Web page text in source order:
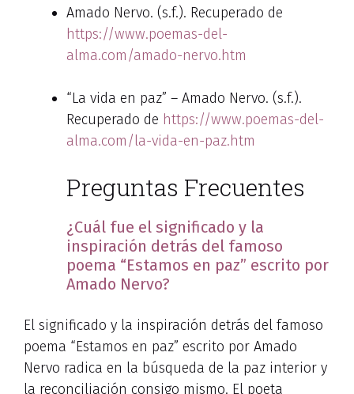
Amado Nervo. (s.f.). Recuperado de
https://www.poemas-del-
alma.com/amado-nervo.htm
“La vida en paz” – Amado Nervo. (s.f.).
Recuperado de https://www.poemas-del-
alma.com/la-vida-en-paz.htm
Preguntas Frecuentes
¿Cuál fue el significado y la
inspiración detrás del famoso
poema “Estamos en paz” escrito por
Amado Nervo?
El significado y la inspiración detrás del famoso
poema “Estamos en paz” escrito por Amado
Nervo radica en la búsqueda de la paz interior y
la reconciliación consigo mismo. El poeta